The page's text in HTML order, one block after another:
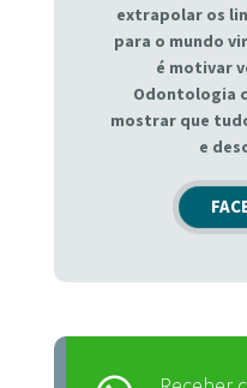
extrapolar os
para o mundo
é motivar
Odontologia
mostrar que
e